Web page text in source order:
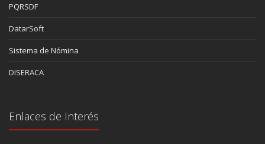
PQRSDF
DatarSoft
Sistema de Nómina
DISERACA
Enlaces de Interés